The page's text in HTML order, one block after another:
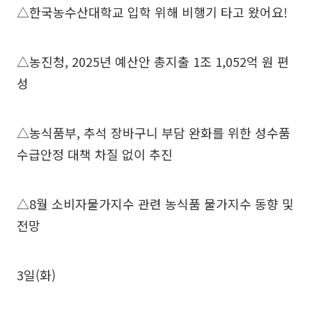
△한국농수산대학교 입학 위해 비행기 타고 왔어요!
△농진청, 2025년 예산안 총지출 1조 1,052억 원 편
성
△농식품부, 추석 장바구니 부담 완화를 위한 성수품
수급안정 대책 차질 없이 추진
△8월 소비자물가지수 관련 농식품 물가지수 동향 및
전망
3일(화)